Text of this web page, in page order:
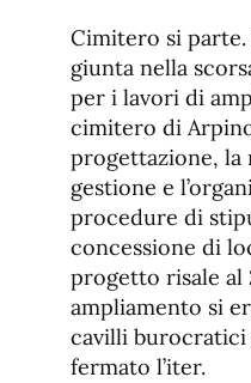
Cimitero si parte.
giunta nella
per i lavori di
cimitero di
progettazione, la
gestione e
procedure di
concessione di
progetto risale al
ampliamento si
cavilli burocratici
fermato l’iter.